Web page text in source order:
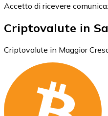
Accetto di ricevere
Criptovalute in
Criptovalute in Maggior